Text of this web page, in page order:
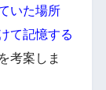
いた場所
て記憶する
を考案しま